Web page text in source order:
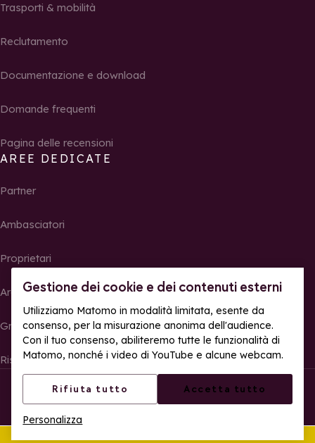
Gestione dei cookie e dei contenuti esterni
Utilizziamo Matomo in modalità limitata, esente da
consenso, per la misurazione anonima dell'audience.
Con il tuo consenso, abiliteremo tutte le funzionalità di
Matomo, nonché i video di YouTube e alcune webcam.
Rifiuta tutto Accetta tutto
Personalizza
Trasporti & mobilità
Reclutamento
Documentazione e download
Domande frequenti
Pagina delle recensioni
AREE DEDICATE
Partner
Ambasciatori
Proprietari
Area Stampa
Gruppi, seminari e tour operator
Risultati e foto delle gare
© La Rosière – Tutti i diritti riservati
Accessibilità web: parzialmente conforme